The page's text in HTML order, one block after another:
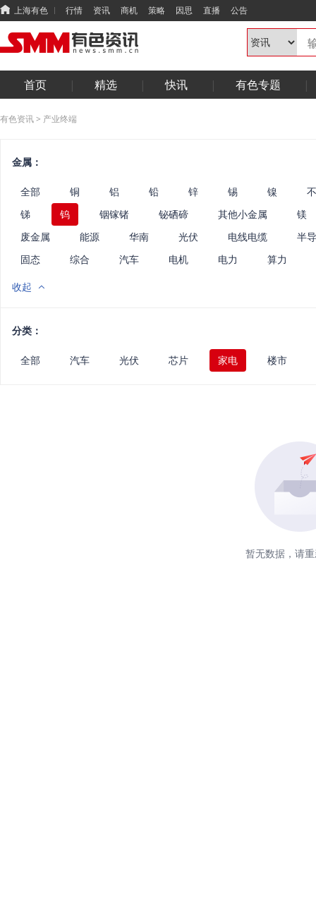
上海有色 行情 资讯 商机 策略 因思 直播 公告
首页 精选 快讯 有色专题
有色资讯> 产业终端
金属：
全部 铜 铝 铅 锌 锡 镍
锑
钨 铟镓锗 铋硒碲 其他小金属
镁
废金属
能源 华南 光伏 电线电缆
半
固态
综合 汽车 电机 电力 算力
收起
分类：
全部 汽车 光伏 芯片 家电 楼市
暂无数据，请